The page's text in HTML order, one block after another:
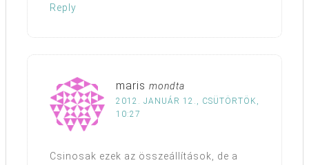
Reply
maris mondta
2012. JANUÁR 12., CSÜTÖRTÖK,
10:27
Csinosak ezek az összeállítások, de a